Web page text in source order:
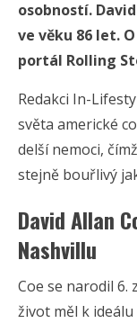
osobností.
ve věku 86 let.
portál Rolling
Redakci In-
světa americké
delší nemoci,
stejně bouřlivý
David Allan
Nashvillu
Coe se narodil 6.
život měl k